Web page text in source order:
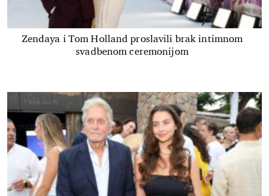
Zendaya i Tom Holland proslavili brak intimnom
svadbenom ceremonijom